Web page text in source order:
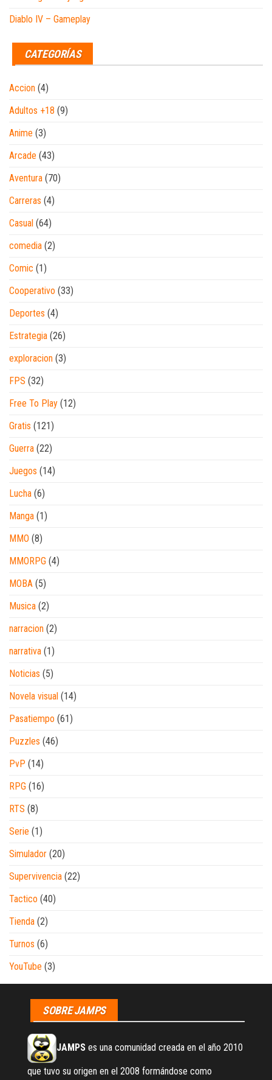
Diablo IV – Gameplay
CATEGORÍAS
Accion (4)
Adultos +18 (9)
Anime (3)
Arcade (43)
Aventura (70)
Carreras (4)
Casual (64)
comedia (2)
Comic (1)
Cooperativo (33)
Deportes (4)
Estrategia (26)
exploracion (3)
FPS (32)
Free To Play (12)
Gratis (121)
Guerra (22)
Juegos (14)
Lucha (6)
Manga (1)
MMO (8)
MMORPG (4)
MOBA (5)
Musica (2)
narracion (2)
narrativa (1)
Noticias (5)
Novela visual (14)
Pasatiempo (61)
Puzzles (46)
PvP (14)
RPG (16)
RTS (8)
Serie (1)
Simulador (20)
Supervivencia (22)
Tactico (40)
Tienda (2)
Turnos (6)
YouTube (3)
SOBRE JAMPS
JAMPS es una comunidad creada en el año 2010
que tuvo su origen en el 2008 formándose como